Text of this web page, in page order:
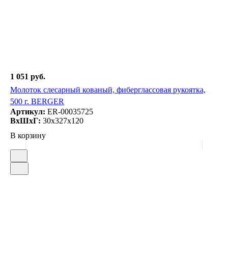
1 051 руб.
Молоток слесарный кованый, фиберглассовая рукоятка,
500 г. BERGER
Артикул: ER-00035725
ВxШxГ: 30x327x120
В корзину